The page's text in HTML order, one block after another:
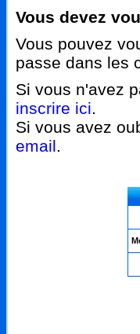
Vous devez
Vous pouvez
passe dans les
Si vous n'avez
inscrire ici.
Si vous avez
email.